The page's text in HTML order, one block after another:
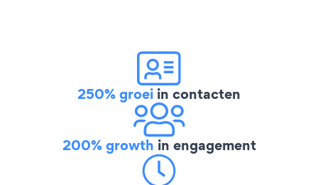
250% groei in contacten
200% growth in engagement